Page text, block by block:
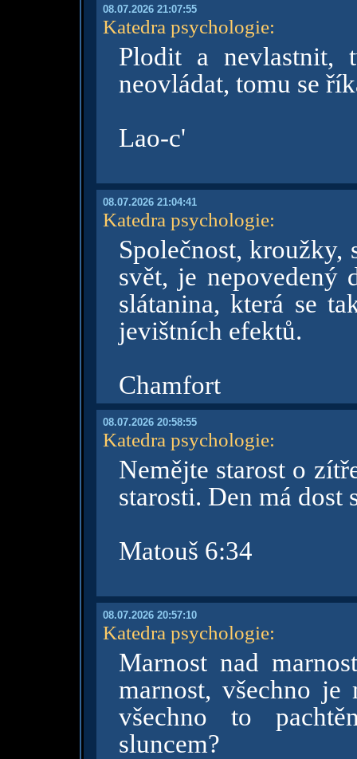
08.07.2026 21:07:55
Katedra psychologie:
Plodit a nevlastnit,
neovládat, tomu se
Lao-c'
08.07.2026 21:04:41
Katedra psychologie:
Společnost,
svět, je nepovedený
slátanina, která se
jevištních efektů.
Chamfort
08.07.2026 20:58:55
Katedra psychologie:
Nemějte starost o
starosti. Den má dost
Matouš 6:34
08.07.2026 20:57:10
Katedra psychologie:
Marnost nad
marnost, všechno
všechno to
sluncem?